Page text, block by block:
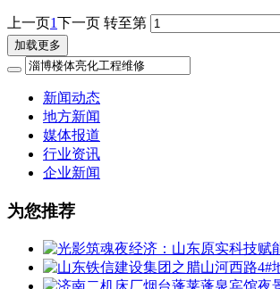
上一页1下一页 转至第
加载更多
新闻动态
地方新闻
媒体报道
行业资讯
企业新闻
为您推荐